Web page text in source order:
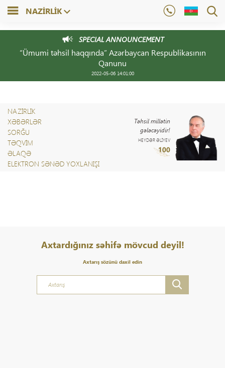
NAZIRLIK
SPECIAL ANNOUNCEMENT
“Ümumi təhsil haqqında” Azərbaycan Respublikasının
Qanunu
2022-05-06 14:01:00
NAZİRLİK
XƏBƏRLƏR
SORĞU
TƏQVIM
ƏLAQƏ
ELEKTRON SƏNƏD YOXLANIŞI
Təhsil millətin
gələcəyidir!
HEYDƏR ƏLİYEV
Axtardığınız səhifə mövcud deyil!
Axtarış sözünü daxil edin